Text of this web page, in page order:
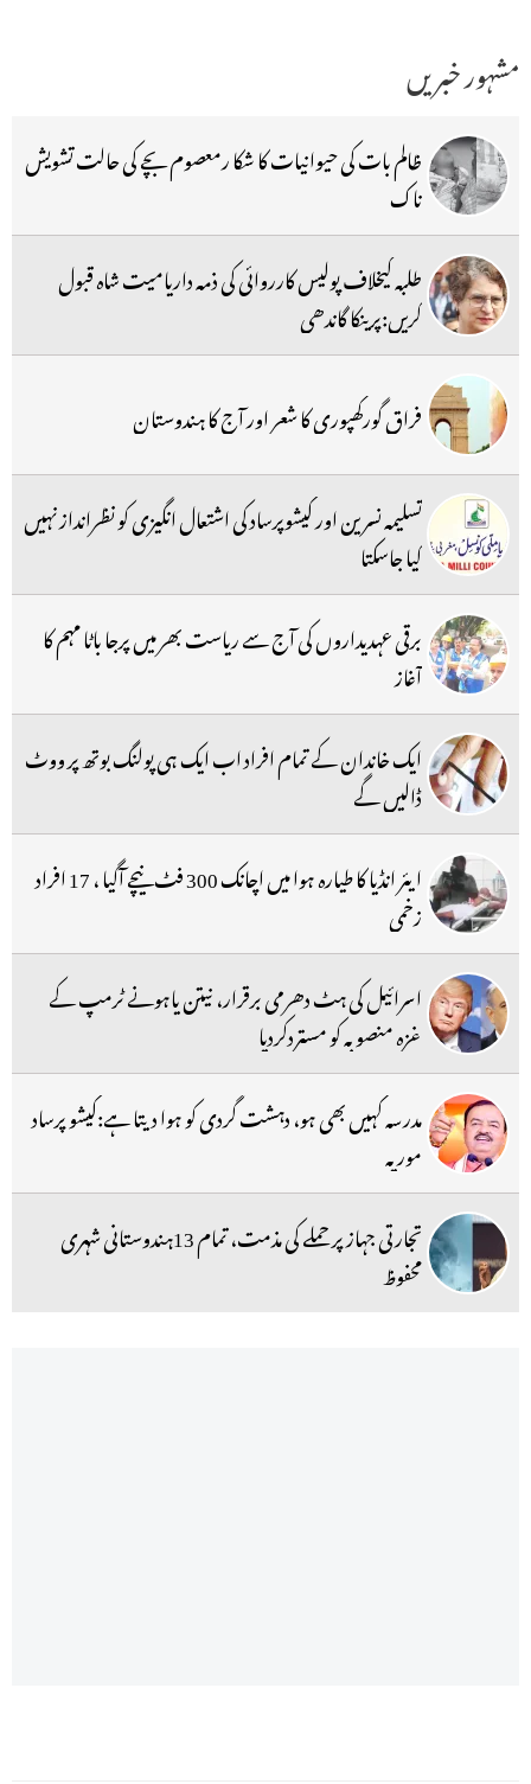
مشہور خبریں
ظالم بات کی حیوانیات کا شکا رمعصوم بچے کی حالت تشویش
ناک
طلبہ کیخلاف پولیس کارروائی کی ذمہ داریامیت شاہ قبول
کریں:پرینکا گاندھی
فراق گورکھپوری کا شعر اور آج کا ہندوستان
تسلیمہ نسرین اور کیشوپرساد کی اشتعال انگیزی کو نظرانداز نہیں
کیا جاسکتا
برقی عہدیداروں کی آج سے ریاست بھر میں پرجا باٹا مہم کا
آغاز
ایک خاندان کے تمام افراد اب ایک ہی پولنگ بوتھ پر ووٹ
ڈالیں گے
ایئر انڈیا کا طیارہ ہوا میں اچانک 300 فٹ نیچے آگیا ، 17 افراد
زخمی
اسرائیل کی ہٹ دھرمی برقرار، نیتن یاہونے ٹرمپ کے
غزہ منصوبہ کو مستردکردیا
مدرسہ کہیں بھی ہو، دہشت گردی کو ہوا دیتا ہے:کیشو پرساد
موریہ
تجارتی جہاز پر حملے کی مذمت، تمام 13ہندوستانی شہری
محفوظ